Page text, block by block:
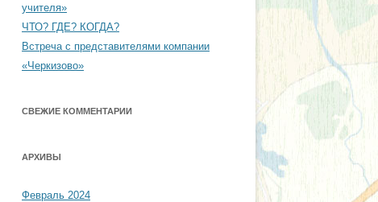
учителя»
ЧТО? ГДЕ? КОГДА?
Встреча с представителями компании
«Черкизово»
СВЕЖИЕ КОММЕНТАРИИ
АРХИВЫ
Февраль 2024